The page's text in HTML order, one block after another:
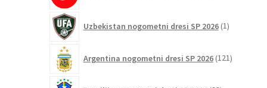
Uzbekistan nogometni dresi SP 2026 1izdelek
Argentina nogometni dresi SP 2026 121izdelkov